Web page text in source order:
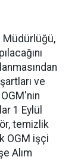
Müdürlüğü,
ve
1 Eylül
temizlik
OGM işçi
Alım